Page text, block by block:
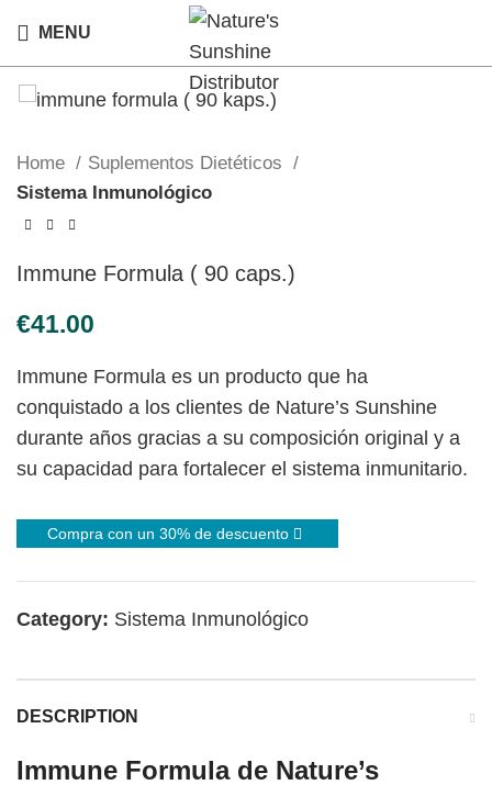
MENU
Home
Suplementos Dietéticos
Sistema Inmunológico
Immune Formula ( 90 caps.)
€
Immune Formula es un producto que ha
conquistado a los clientes de Nature’s Sunshine
durante años gracias a su composición original y a
su capacidad para fortalecer el sistema inmunitario.
Compra con un 30% de descuento
Category: Sistema Inmunológico
DESCRIPTION
Immune Formula de Nature’s